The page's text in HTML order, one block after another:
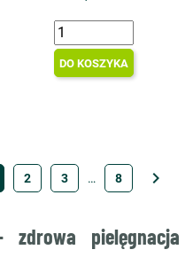
DO KOSZYKA
2 3 … 8 
zdrowa pielęgnacja